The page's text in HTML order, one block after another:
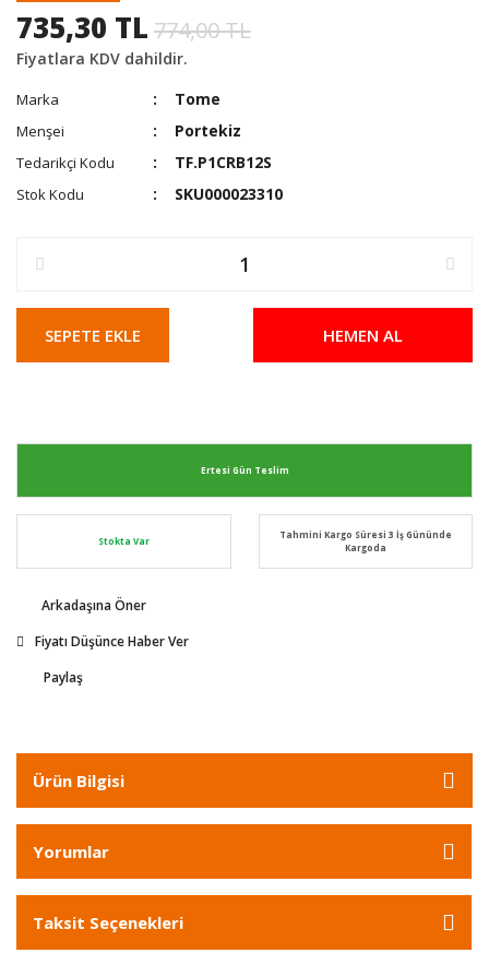
735,30 TL 774,00 TL
Fiyatlara KDV dahildir.
Marka Tome
Menşei Portekiz
Tedarikçi Kodu TF.P1CRB12S
Stok Kodu SKU000023310
SEPETE EKLE HEMEN AL
Ertesi Gün Teslim
Stokta Var
Tahmini Kargo Süresi 3 İş Gününde
Kargoda
Arkadaşına Öner
Fiyatı Düşünce Haber Ver
Paylaş
Ürün Bilgisi
Yorumlar
Taksit Seçenekleri